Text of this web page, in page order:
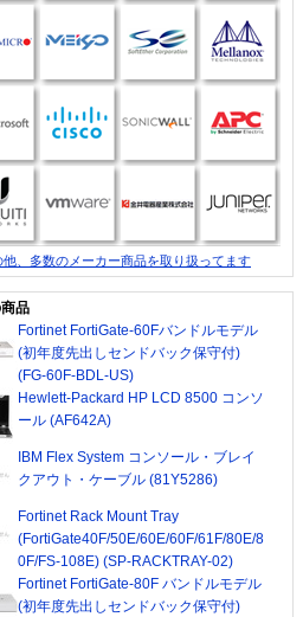
他、多数のメーカー商品を取り扱ってます
品
Fortinet FortiGate-60Fバンドルモデル
(初年度先出しセンドバック保守付)
(FG-60F-BDL-US)
Hewlett-Packard HP LCD 8500 コンソ
ール (AF642A)
IBM Flex System コンソール・ブレイ
クアウト・ケーブル (81Y5286)
Fortinet Rack Mount Tray
(FortiGate40F/50E/60E/60F/61F/80E/8
0F/FS-108E) (SP-RACKTRAY-02)
Fortinet FortiGate-80F バンドルモデル
(初年度先出しセンドバック保守付)